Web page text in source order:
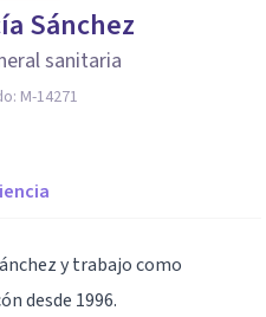
Sánchez
sanitaria
M-14271
y trabajo como
desde 1996.